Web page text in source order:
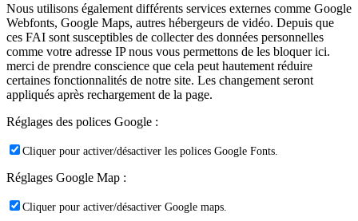
Nous utilisons également différents services externes comme Google
Webfonts, Google Maps, autres hébergeurs de vidéo. Depuis que
ces FAI sont susceptibles de collecter des données personnelles
comme votre adresse IP nous vous permettons de les bloquer ici.
merci de prendre conscience que cela peut hautement réduire
certaines fonctionnalités de notre site. Les changement seront
appliqués après rechargement de la page.
Réglages des polices Google :
Cliquer pour activer/désactiver les polices Google Fonts.
Réglages Google Map :
Cliquer pour activer/désactiver Google maps.